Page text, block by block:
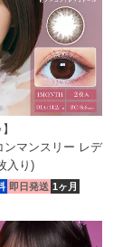
ンマンスリー レデ
入り)
即日発送 1ヶ月